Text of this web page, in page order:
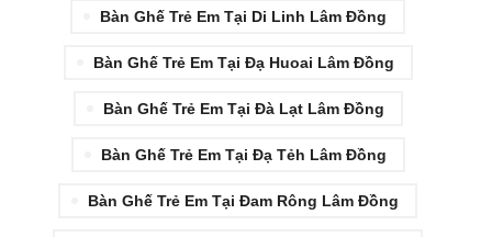
Bàn Ghế Trẻ Em Tại Di Linh Lâm Đồng
Bàn Ghế Trẻ Em Tại Đạ Huoai Lâm Đồng
Bàn Ghế Trẻ Em Tại Đà Lạt Lâm Đồng
Bàn Ghế Trẻ Em Tại Đạ Tẻh Lâm Đồng
Bàn Ghế Trẻ Em Tại Đam Rông Lâm Đồng